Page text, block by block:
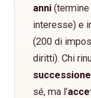
anni
interesse) e
(200 di
diritti). Chi
successione
sé, ma l’